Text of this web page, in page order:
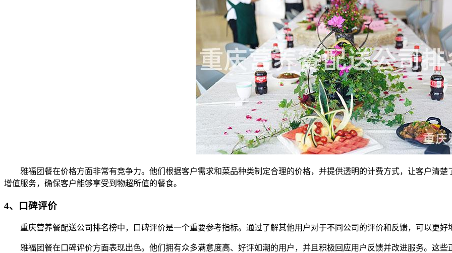
雅福团餐在价格方面非常有竞争力。他们根据客户需求和菜品种类制定合理的价格，并提供透明的计费方式，让客户清
增值服务，确保客户能够享受到物超所值的餐食。
4、口碑评价
重庆营养餐配送公司排名榜中，口碑评价是一个重要参考指标。通过了解其他用户对于不同公司的评价和反馈，可以更
雅福团餐在口碑评价方面表现出色。他们拥有众多满意度高、好评如潮的用户，并且积极回应用户反馈并改进服务。这